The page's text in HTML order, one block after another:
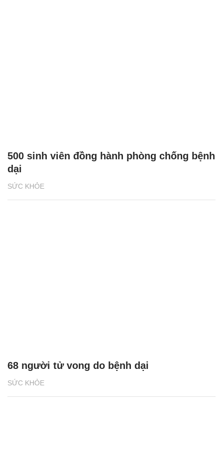
SỨC KHỎE
500 sinh viên đồng hành phòng chống bệnh
dại
SỨC KHỎE
68 người tử vong do bệnh dại